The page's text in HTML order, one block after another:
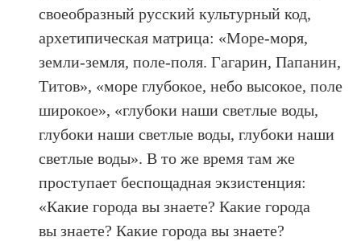
своеобразный русский культурный код,
архетипическая матрица: «Море-моря,
земли-земля, поле-поля. Гагарин, Папанин,
Титов», «море глубокое, небо высокое, поле
широкое», «глубоки наши светлые воды,
глубоки наши светлые воды, глубоки наши
светлые воды». В то же время там же
проступает беспощадная экзистенция:
«Какие города вы знаете? Какие города
вы знаете? Какие города вы знаете?